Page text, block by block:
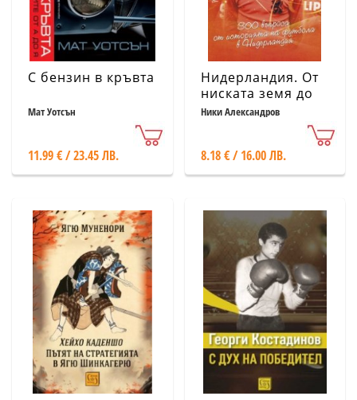
С бензин в кръвта
Мат Уотсън
11.99 € / 23.45 ЛВ.
Нидерландия. От
ниската земя до
висините на
историята на
футбола в
Ники Александров
8.18 € / 16.00 ЛВ.